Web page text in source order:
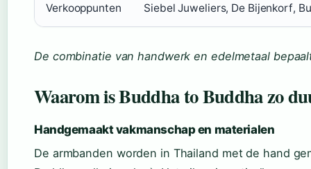
Verkooppunten Siebel Juweliers, De Bijenkorf,
De combinatie van handwerk en edelmetaal
Waarom is Buddha to Buddha zo
Handgemaakt vakmanschap en materialen
De armbanden worden in Thailand met de hand